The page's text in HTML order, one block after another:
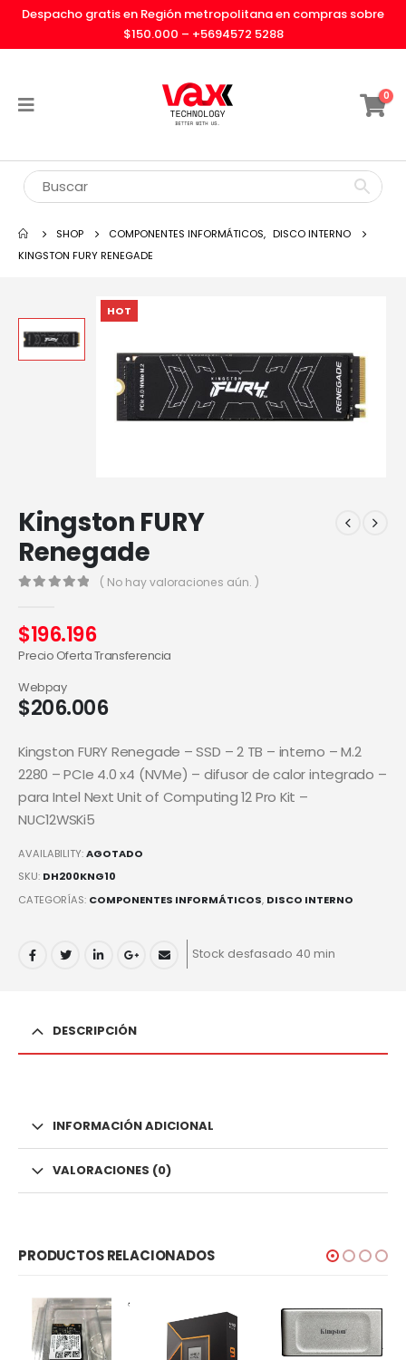
Despacho gratis en Región metropolitana en compras sobre
$150.000 – +5694572 5288
0
SHOP COMPONENTES INFORMÁTICOS, DISCO INTERNO
KINGSTON FURY RENEGADE
HOT
Kingston FURY
Renegade
( No hay valoraciones aún. )
$196.196
Precio Oferta Transferencia
$206.006
Webpay
Kingston FURY Renegade – SSD – 2 TB – interno – M.2
2280 – PCIe 4.0 x4 (NVMe) – difusor de calor integrado –
para Intel Next Unit of Computing 12 Pro Kit –
NUC12WSKi5
AVAILABILITY:AGOTADO
SKU: DH200KNG10
CATEGORÍAS: COMPONENTES INFORMÁTICOS, DISCO INTERNO
Stock desfasado 40 min
DESCRIPCIÓN
INFORMACIÓN ADICIONAL
VALORACIONES (0)
PRODUCTOS RELACIONADOS